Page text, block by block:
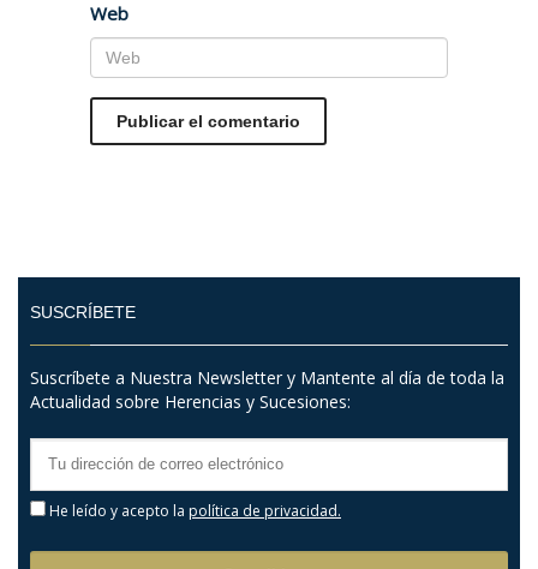
Web
SUSCRÍBETE
Suscríbete a Nuestra Newsletter y Mantente al día de toda la
Actualidad sobre Herencias y Sucesiones:
He leído y acepto la política de privacidad.